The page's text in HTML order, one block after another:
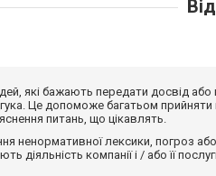
які бажають передати досвід
Це допоможе багатьом
питань, що цікавлять.
ненормативної лексики, погроз
діяльність компанії і / або її